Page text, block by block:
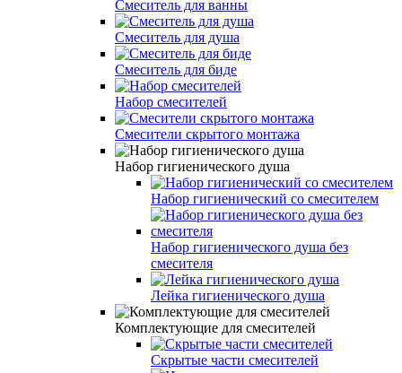
Смеситель для ванны
Смеситель для душа
Смеситель для биде
Набор смесителей
Смесители скрытого монтажа
Набор гигиенического душа
Набор гигиенический со смесителем
Набор гигиенического душа без
смесителя
Лейка гигиенического душа
Комплектующие для смесителей
Скрытые части смесителей